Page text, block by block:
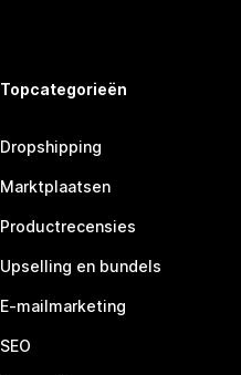
Topcategorieën
Dropshipping
Marktplaatsen
Productrecensies
Upselling en bundels
E-mailmarketing
SEO